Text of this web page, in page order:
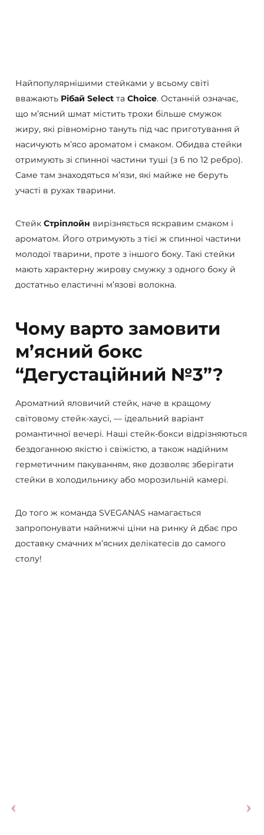
Найпопулярнішими стейками у всьому світі
вважають Рібай Select та Choice. Останній означає,
що м’ясний шмат містить трохи більше смужок
жиру, які рівномірно тануть під час приготування й
насичують м’ясо ароматом і смаком. Обидва стейки
отримують зі спинної частини туші (з 6 по 12 ребро).
Саме там знаходяться м’язи, які майже не беруть
участі в рухах тварини.
Стейк Стріплойн вирізняється яскравим смаком і
ароматом. Його отримують з тієї ж спинної частини
молодої тварини, проте з іншого боку. Такі стейки
мають характерну жирову смужку з одного боку й
достатньо еластичні м’язові волокна.
Чому варто замовити
м’ясний бокс
“Дегустаційний №3”?
Ароматний яловичий стейк, наче в кращому
світовому стейк-хаусі, — ідеальний варіант
романтичної вечері. Наші стейк-бокси відрізняються
бездоганною якістю і свіжістю, а також надійним
герметичним пакуванням, яке дозволяє зберігати
стейки в холодильнику або морозильній камері.
До того ж команда SVEGANAS намагається
запропонувати найнижчі ціни на ринку й дбає про
доставку смачних м’ясних делікатесів до самого
столу!